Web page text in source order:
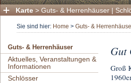
Karte > Guts- & Herrenhäuser |
Sie sind hier: Home > Guts- &
Guts- & Herrenhäuser
Aktuelles, Veranstaltungen &
Informationen
Schlösser
Gut
Groß